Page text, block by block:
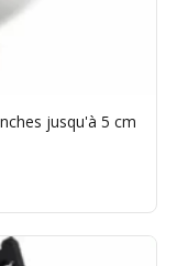
jusqu'à 5 cm